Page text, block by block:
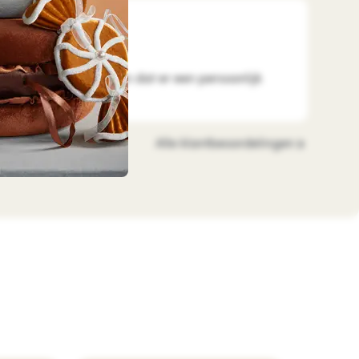
2026-08-01
goed verpakt, ook fijn dat er een persoonlijk
Alle klantbeoordelingen